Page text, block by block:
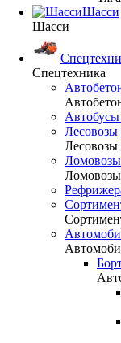
Шасси
Шасси
Спецтехника
Лесовозы
Лесовозы